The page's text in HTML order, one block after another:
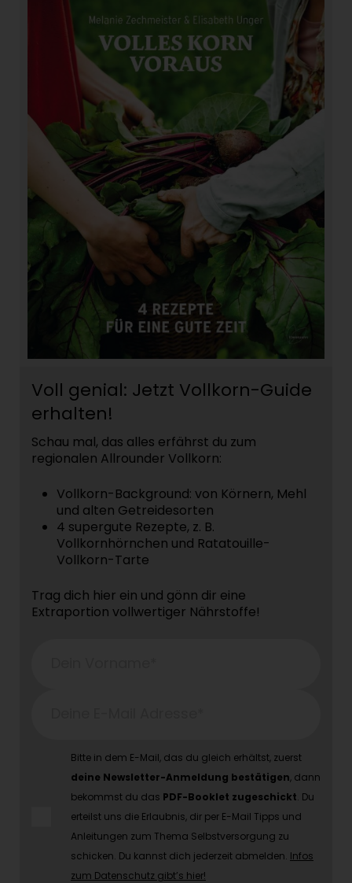
Voll genial: Jetzt Vollkorn-Guide
erhalten!
Schau mal, das alles erfährst du zum
regionalen Allrounder Vollkorn:
Vollkorn-Background: von Körnern, Mehl
und alten Getreidesorten
4 supergute Rezepte, z. B.
Vollkornhörnchen und Ratatouille-
Vollkorn-Tarte
Trag dich hier ein und gönn dir eine
Extraportion vollwertiger Nährstoffe!
Bitte in dem E-Mail, das du gleich erhältst, zuerst
deine Newsletter-Anmeldung bestätigen, dann
bekommst du das PDF-Booklet zugeschickt. Du
erteilst uns die Erlaubnis, dir per E-Mail Tipps und
Anleitungen zum Thema Selbstversorgung zu
schicken. Du kannst dich jederzeit abmelden. Infos
zum Datenschutz gibt’s hier!